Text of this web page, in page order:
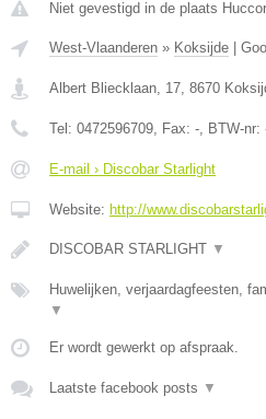
Niet gevestigd in de plaats
West-Vlaanderen » Koksijde
Albert Bliecklaan, 17, 8670
Tel: 0472596709, Fax: -, BTW-nr:
E-mail › Discobar Starlight
Website: http://
DISCOBAR STARLIGHT ▼
Huwelijken, verjaardagfeesten,
▼
Er wordt gewerkt op afspraak.
Laatste facebook posts ▼